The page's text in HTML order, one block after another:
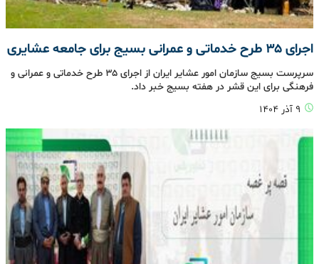
اجرای ۳۵ طرح خدماتی و عمرانی بسیج برای جامعه عشایری
سرپرست بسیج سازمان امور عشایر ایران از اجرای ۳۵ طرح خدماتی و عمرانی و
فرهنگی برای این قشر در هفته بسیج خبر داد.